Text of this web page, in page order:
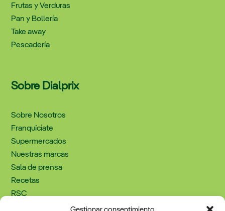
Gestionar consentimiento
Frutas y Verduras
Pan y Bollería
Take away
Pescadería
Sobre Dialprix
Sobre Nosotros
Franquíciate
Supermercados
Nuestras marcas
Sala de prensa
Recetas
RSC
Trabaja con nosotros